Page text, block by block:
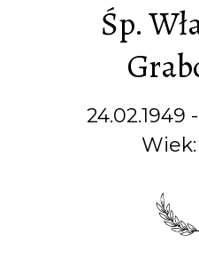
Śp.
24.02.1949